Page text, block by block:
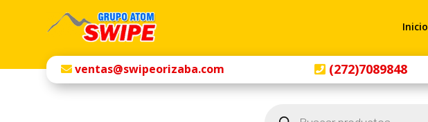
Inicio
ventas@swipeorizaba.com (272)7089848